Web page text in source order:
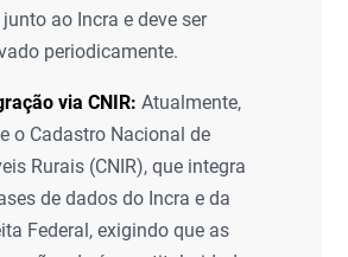
ao Incra e deve ser
periodicamente.
via CNIR: Atualmente,
o Cadastro Nacional de
Rurais (CNIR), que integra
de dados do Incra e da
Federal, exigindo que as